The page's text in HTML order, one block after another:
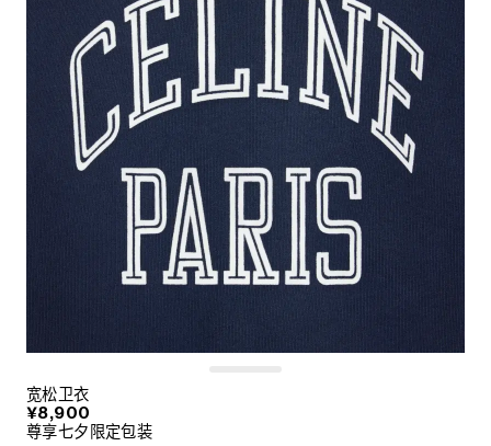
宽松卫衣
¥8,900
尊享七夕限定包装